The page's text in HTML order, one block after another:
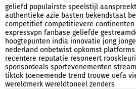
geliefd populairste speelstijl aanspreekt
authentieke azie basten bekendstaat
competitief competitievere continenten
expressvpn fanbase geliefde
hoogtepunten india innovatie jong
nederland onbetwist opkomst platforms
recentere reputatie resoneert
sponsordeals sportevenementen
tiktok toenemende trend trouwe uefa
wereldmerk wereldtoneel zenders